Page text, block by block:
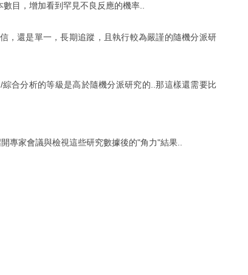
目，增加看到罕見不良反應的機率..
，還是單一，長期追蹤，且執行較為嚴謹的隨機分派研
合分析的等級是高於隨機分派研究的..那這樣還需要比
開專家會議與檢視這些研究數據後的"角力"結果..